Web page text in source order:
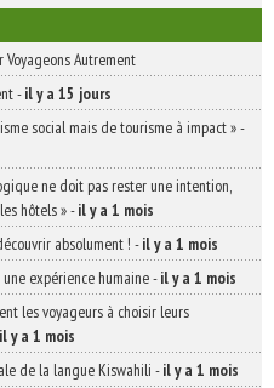
Voyageons Autrement
-il y a 15 jours
social mais de tourisme à impact »-
ne doit pas rester une intention,
hôtels »-il y a 1 mois
absolument ! -il y a 1 mois
expérience humaine-il y a 1 mois
les voyageurs à choisir leurs
il y a 1 mois
de la langue Kiswahili -il y a 1 mois